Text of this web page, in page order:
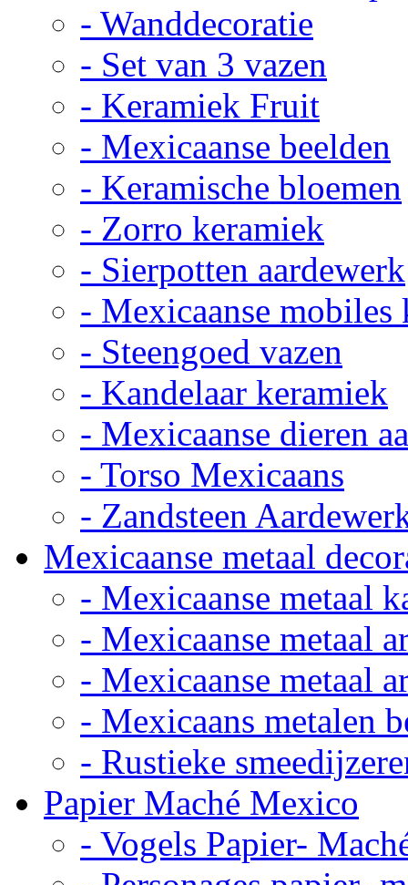
- Wanddecoratie
- Set van 3 vazen
- Keramiek Fruit
- Mexicaanse beelden
- Keramische bloemen
- Zorro keramiek
- Sierpotten aardewerk
- Mexicaanse mobiles
- Steengoed vazen
- Kandelaar keramiek
- Mexicaanse dieren
- Torso Mexicaans
- Zandsteen
Mexicaanse metaal
- Mexicaanse metaal
- Mexicaanse metaal
- Mexicaanse metaal
- Mexicaans metalen
- Rustieke
Papier Maché Mexico
- Vogels Papier-